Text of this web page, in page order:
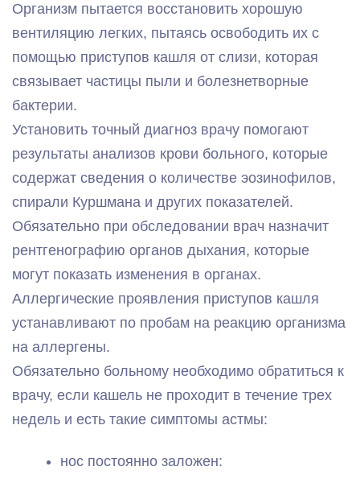
Организм пытается восстановить хорошую
вентиляцию легких, пытаясь освободить их с
помощью приступов кашля от слизи, которая
связывает частицы пыли и болезнетворные
бактерии.
Установить точный диагноз врачу помогают
результаты анализов крови больного, которые
содержат сведения о количестве эозинофилов,
спирали Куршмана и других показателей.
Обязательно при обследовании врач назначит
рентгенографию органов дыхания, которые
могут показать изменения в органах.
Аллергические проявления приступов кашля
устанавливают по пробам на реакцию организма
на аллергены.
Обязательно больному необходимо обратиться к
врачу, если кашель не проходит в течение трех
недель и есть такие симптомы астмы:
нос постоянно заложен: